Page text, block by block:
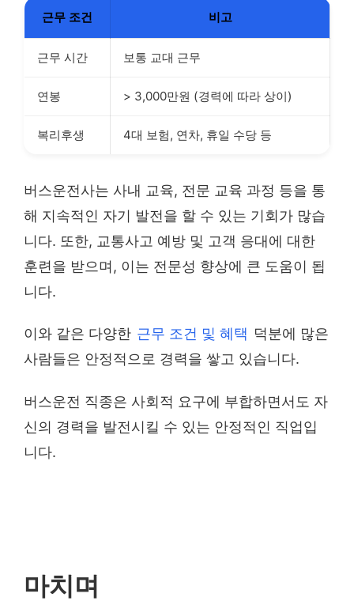
근무 조건 비고
근무 시간 보통 교대 근무
연봉 > 3,000만원 (경력에 따라 상이)
복리후생 4대 보험, 연차, 휴일 수당 등
버스운전사는 사내 교육, 전문 교육 과정 등을 통
해 지속적인 자기 발전을 할 수 있는 기회가 많습
니다. 또한, 교통사고 예방 및 고객 응대에 대한
훈련을 받으며, 이는 전문성 향상에 큰 도움이 됩
니다.
이와 같은 다양한 근무 조건 및 혜택 덕분에 많은
사람들은 안정적으로 경력을 쌓고 있습니다.
버스운전 직종은 사회적 요구에 부합하면서도 자
신의 경력을 발전시킬 수 있는 안정적인 직업입
니다.
마치며